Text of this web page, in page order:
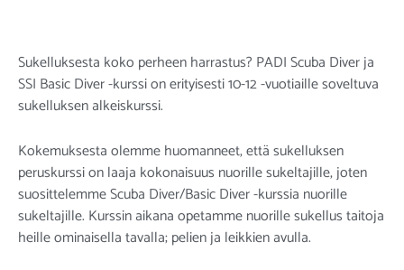
Sukelluksesta koko perheen harrastus? PADI Scuba Diver ja
SSI Basic Diver -kurssi on erityisesti 10-12 -vuotiaille soveltuva
sukelluksen alkeiskurssi.
Kokemuksesta olemme huomanneet, että sukelluksen
peruskurssi on laaja kokonaisuus nuorille sukeltajille, joten
suosittelemme Scuba Diver/Basic Diver -kurssia nuorille
sukeltajille. Kurssin aikana opetamme nuorille sukellus taitoja
heille ominaisella tavalla; pelien ja leikkien avulla.